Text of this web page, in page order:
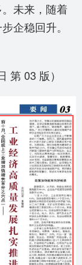
未来，随着
企稳回升。
第 03 版）